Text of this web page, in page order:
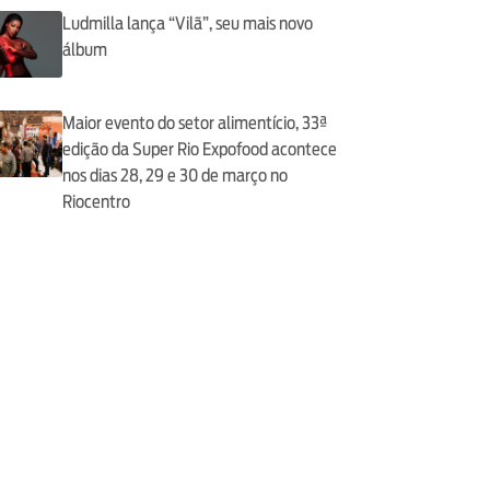
Ludmilla lança “Vilã”, seu mais novo
álbum
Maior evento do setor alimentício, 33ª
edição da Super Rio Expofood acontece
nos dias 28, 29 e 30 de março no
Riocentro